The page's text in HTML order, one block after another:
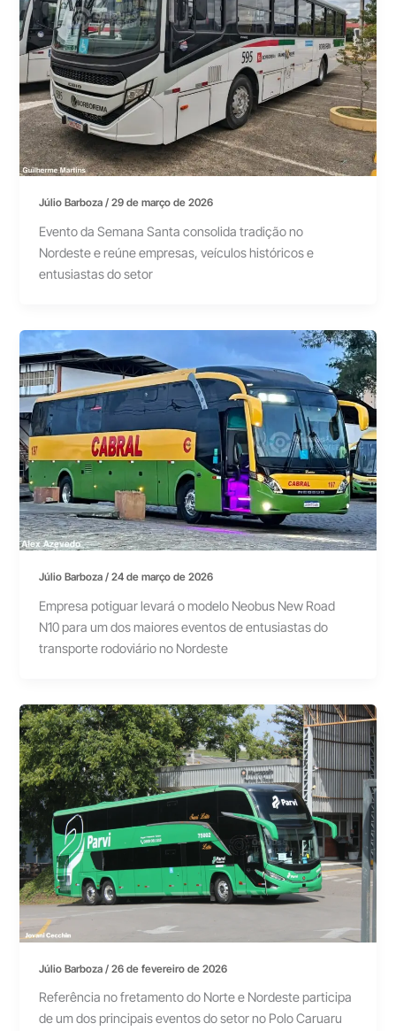
Júlio Barboza/29 de março de 2026
Evento da Semana Santa consolida tradição no
Nordeste e reúne empresas, veículos históricos e
entusiastas do setor
Júlio Barboza/24 de março de 2026
Empresa potiguar levará o modelo Neobus New Road
N10 para um dos maiores eventos de entusiastas do
transporte rodoviário no Nordeste
Júlio Barboza/26 de fevereiro de 2026
Referência no fretamento do Norte e Nordeste participa
de um dos principais eventos do setor no Polo Caruaru